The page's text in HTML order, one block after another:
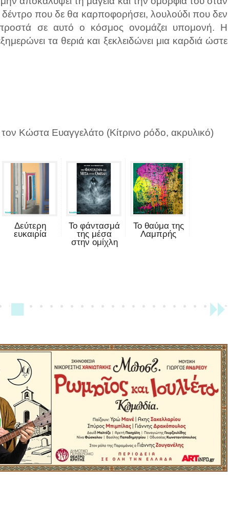
δέντρο που δε θα καρποφορήσει, λουλούδι που δεν
σε αυτό ο κόσμος ονομάζει υπομονή. Η
τα θεριά και ξεκλειδώνει μια καρδιά ώστε
Κώστα Ευαγγελάτο (Κίτρινο ρόδο, ακρυλικό)
Δεύτερη
ευκαιρία
Το φάντασμά
της μέσα
στην ομίχλη
Το θαύμα της
Λαμπρής